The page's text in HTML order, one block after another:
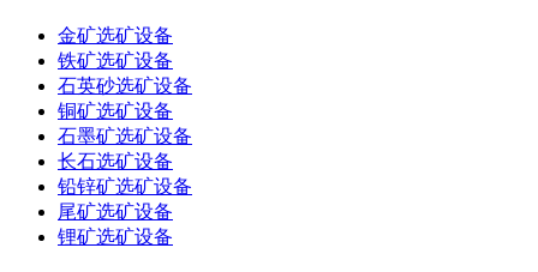
金矿选矿设备
铁矿选矿设备
石英砂选矿设备
铜矿选矿设备
石墨矿选矿设备
长石选矿设备
铅锌矿选矿设备
尾矿选矿设备
锂矿选矿设备